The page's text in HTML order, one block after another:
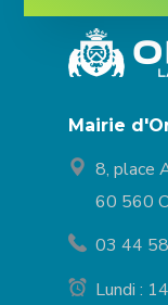
Mairie
8, place
60 560
03 44
Lundi :